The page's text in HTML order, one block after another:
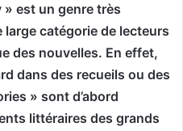
est un genre très
catégorie de lecteurs
des nouvelles. En effet,
dans des recueils ou des
» sont d’abord
littéraires des grands